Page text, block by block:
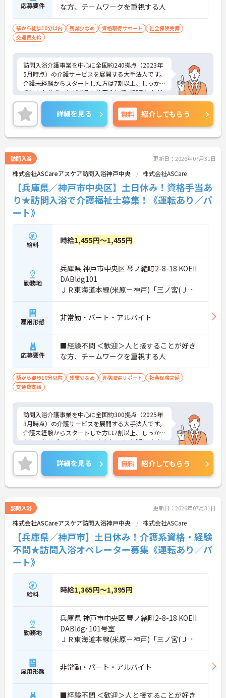
応募要件
な方、チームワークを重視する人
駅から徒歩10分以内 残業少なめ 資格取得サポート
社会保険完備
交通費支給
訪問入浴介護事業を中心に全国約240拠点（2023年
5月時点）の介護サービスを展開する大手法人です。
介護未経験からスタートした方は7割以上、しっか
りとしたサポートがあるため安心してご就業いただ
けます。お風呂に入れなくて困っている方に、手を
差し伸べてあげられるとてもやりがいのあるお仕事
です。ご興味ある方には、面接対策ポイントなど、
さらに詳細をお話しいたしますのでお気軽にご相談
ください！
詳細を見る 無料 紹介してもらう
訪問入浴 更新日：2026年07月31日
株式会社ASCareアスケア訪問入浴神戸中央 株式会社ASCare
【兵庫県／神戸市中央区】土日休み！資格手当あ
り★訪問入浴で介護福祉士募集！《運転あり／パ
ート》
給料 時給1,455円～1,455円
勤務地
兵庫県 神戸市中央区 琴ノ緒町2-8-18 KOEII
DABldg101
ＪＲ東海道本線(米原－神戸)「三ノ宮(ＪＲ)
駅」徒歩7分
雇用形態 非常勤・パート・アルバイト
応募要件
■経験不問 ＜歓迎＞人と接することが好き
な方、チームワークを重視する人
駅から徒歩10分以内 残業少なめ 資格取得サポート
社会保険完備
交通費支給
訪問入浴介護事業を中心に全国約300拠点（2025年
3月時点）の介護サービスを展開する大手法人です。
介護未経験からスタートした方は7割以上、しっか
りとしたサポートがあるため安心してご就業いただ
けます。お風呂に入れなくて困っている方に、手を
差し伸べてあげられるとてもやりがいのあるお仕事
です。ご興味ある方には、面接対策ポイントなど、
さらに詳細をお話しいたしますのでお気軽にご相談
ください！
詳細を見る 無料 紹介してもらう
訪問入浴 更新日：2026年07月31日
株式会社ASCareアスケア訪問入浴神戸中央 株式会社ASCare
【兵庫県／神戸市】土日休み！介護系資格・経験
不問★訪問入浴オペレーター募集《運転あり／パ
ート》
給料 時給1,365円～1,395円
勤務地
兵庫県 神戸市中央区 琴ノ緒町2-8-18 KOEII
DABldg･101号室
ＪＲ東海道本線(米原－神戸)「三ノ宮(ＪＲ)
駅」徒歩6分
雇用形態 非常勤・パート・アルバイト
■経験不問 ＜歓迎＞人と接することが好き